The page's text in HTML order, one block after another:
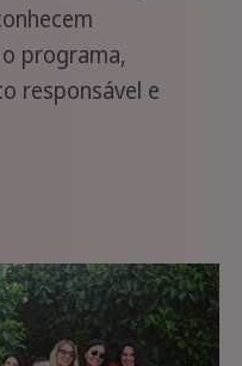
programa,
responsável e